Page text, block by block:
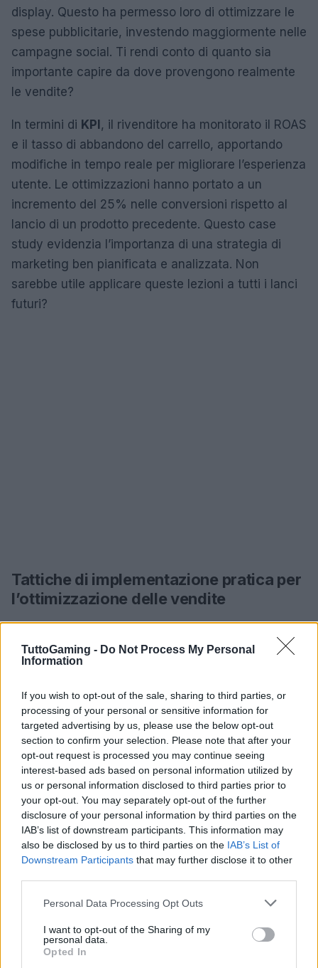
TuttoGaming - Do Not Process My Personal
Information
If you wish to opt-out of the sale, sharing to third parties, or
processing of your personal or sensitive information for
targeted advertising by us, please use the below opt-out
section to confirm your selection. Please note that after your
opt-out request is processed you may continue seeing
interest-based ads based on personal information utilized by
us or personal information disclosed to third parties prior to
your opt-out. You may separately opt-out of the further
disclosure of your personal information by third parties on the
IAB’s list of downstream participants. This information may
also be disclosed by us to third parties on the IAB’s List of
Downstream Participants that may further disclose it to other
Please note that this website/app uses one or more Google
not limited to your visit or usage behaviour. You may click to
grant or deny consent to Google and its third-party tags to
use your data for below specified purposes in below Google
Personal Data Processing Opt Outs
I want to opt-out of the Sharing of my
personal data.
Opted In
display. Questo ha permesso loro di ottimizzare le
spese pubblicitarie, investendo maggiormente nelle
campagne social. Ti rendi conto di quanto sia
importante capire da dove provengono realmente
le vendite?
In termini di KPI , il rivenditore ha monitorato il ROAS
e il tasso di abbandono del carrello, apportando
modifiche in tempo reale per migliorare l’esperienza
utente. Le ottimizzazioni hanno portato a un
incremento del 25% nelle conversioni rispetto al
lancio di un prodotto precedente. Questo case
study evidenzia l’importanza di una strategia di
marketing ben pianificata e analizzata. Non
sarebbe utile applicare queste lezioni a tutti i lanci
futuri?
Tattiche di implementazione pratica per
l’ottimizzazione delle vendite
Per le aziende che desiderano replicare il successo
del lancio di Nintendo Switch 2, è fondamentale
implementare tattiche pratiche. Prima di tutto, è
monitorare le performance in tempo reale. Inoltre,
le aziende dovrebbero creare campagne
personalizzate per il pubblico target, utilizzando
segmentazioni dettagliate e messaggi adattati alle
diverse fasi del funnel di vendita. Hai mai pensato a
quanto può essere efficace un messaggio
personalizzato?
Infine, la raccolta di feedback dai clienti è cruciale.
Le aziende dovrebbero utilizzare sondaggi post-
acquisto e analisi delle recensioni per migliorare
L’ottimizzazione del customer journey non si
conclude con la vendita, ma deve essere una parte